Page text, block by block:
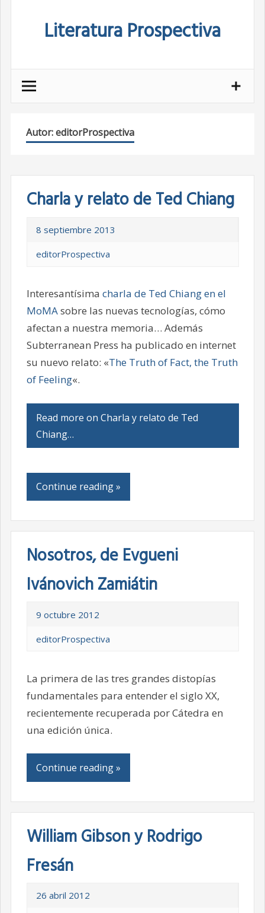
Literatura Prospectiva
Autor:editorProspectiva
Charla y relato de Ted Chiang
8 septiembre 2013
editorProspectiva
Interesantísima charla de Ted Chiang en el
MoMAsobre las nuevas tecnologías, cómo
afectan a nuestra memoria… Además
Subterranean Press ha publicado en internet
su nuevo relato: «The Truth of Fact, the Truth
of Feeling«.
Read more on Charla y relato de Ted
Chiang…
Continue reading »
Nosotros, de Evgueni
Ivánovich Zamiátin
9 octubre 2012
editorProspectiva
La primera de las tres grandes distopías
fundamentales para entender el siglo XX,
recientemente recuperada por Cátedra en
una edición única.
Continue reading »
William Gibson y Rodrigo
Fresán
26 abril 2012